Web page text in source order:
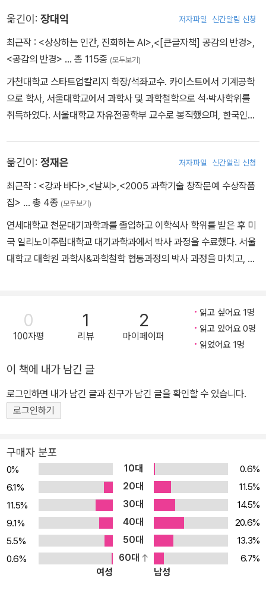
옮긴이: 장대익 저자파일 신간알림 신청
최근작 : <상상하는 인간, 진화하는 AI>,<[큰글자책] 공감의 반경>,
<공감의 반경> … 총 115종 (모두보기)
가천대학교 스타트업칼리지 학장/석좌교수. 카이스트에서 기계공학
으로 학사, 서울대학교에서 과학사 및 과학철학으로 석·박사학위를
취득하였다. 서울대학교 자유전공학부 교수로 봉직했으며, 한국인지
옮긴이: 정재은 저자파일 신간알림 신청
최근작 : <강과 바다>,<날씨>,<2005 과학기술 창작문예 수상작품
집> … 총 4종 (모두보기)
연세대학교 천문대기과학과를 졸업하고 이학석사 학위를 받은 후 미
국 일리노이주립대학교 대기과학과에서 박사 과정을 수료했다. 서울
대학교 대학원 과학사&과학철학 협동과정의 박사 과정을 마치고, 경
대상을 수상하였으며, <멸종 : 불량유전자 탓인가, 불운 때문인가?>
를 번역했다.
0
100자평
1
리뷰
2
마이페이퍼
읽고 싶어요 1명
읽고 있어요 0명
읽었어요 1명
이 책에 내가 남긴 글
로그인하면 내가 남긴 글과 친구가 남긴 글을 확인할 수 있습니다.
로그인하기
구매자 분포
0% 10대
0.6%
6.1%
20대
11.5%
11.5%
30대
14.5%
9.1%
40대
20.6%
5.5%
50대
13.3%
0.6%
60대
6.7%
여성
남성